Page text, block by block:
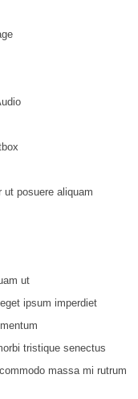
ut posuere aliquam
ut
ipsum imperdiet
tristique senectus
massa mi rutrum